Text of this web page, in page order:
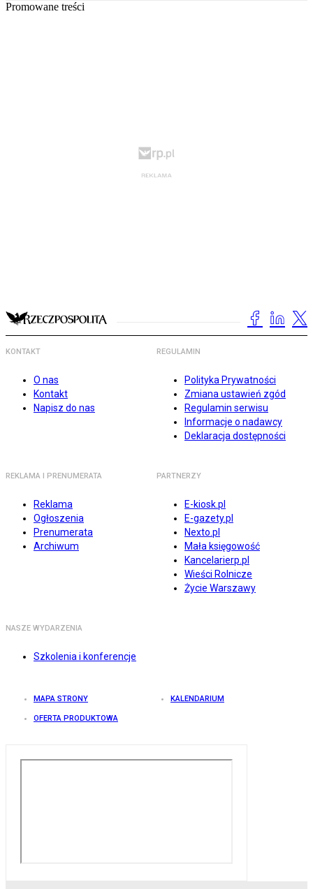
Promowane treści
KONTAKT
O nas
Kontakt
Napisz do nas
REGULAMIN
Polityka Prywatności
Zmiana ustawień zgód
Regulamin serwisu
Informacje o nadawcy
Deklaracja dostępności
REKLAMA I PRENUMERATA
Reklama
Ogłoszenia
Prenumerata
Archiwum
PARTNERZY
E-kiosk.pl
E-gazety.pl
Nexto.pl
Mała księgowość
Kancelarierp.pl
Wieści Rolnicze
Życie Warszawy
NASZE WYDARZENIA
Szkolenia i konferencje
MAPA STRONY KALENDARIUM
OFERTA PRODUKTOWA